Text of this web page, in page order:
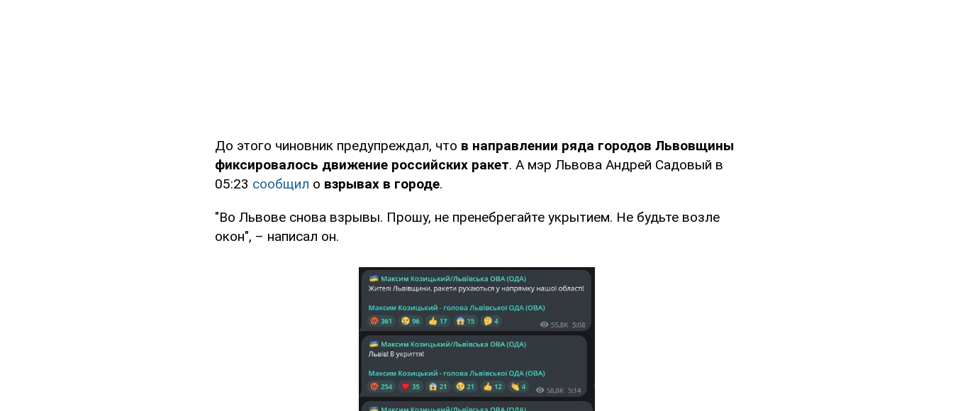
До этого чиновник предупреждал, что в направлении ряда городов Львовщины
фиксировалось движение российских ракет. А мэр Львова Андрей Садовый в
05:23 сообщил о взрывах в городе.
"Во Львове снова взрывы. Прошу, не пренебрегайте укрытием. Не будьте возле
окон", – написал он.